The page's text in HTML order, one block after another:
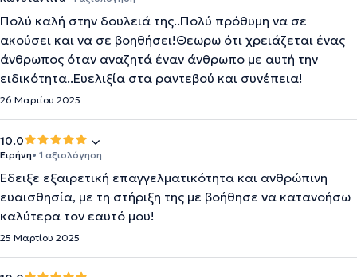
Πολύ καλή στην δουλειά της..Πολύ πρόθυμη να σε
ακούσει και να σε βοηθήσει!Θεωρω ότι χρειάζεται ένας
άνθρωπος όταν αναζητά έναν άνθρωπο με αυτή την
ειδικότητα..Ευελιξία στα ραντεβού και συνέπεια!
26 Μαρτίου 2025
10.0
Ειρήνη• 1 αξιολόγηση
Εδειξε εξαιρετική επαγγελματικότητα και ανθρώπινη
ευαισθησία, με τη στήριξη της με βοήθησε να κατανοήσω
καλύτερα τον εαυτό μου!
25 Μαρτίου 2025